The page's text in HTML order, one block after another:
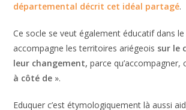
départemental décrit cet idéal partagé.
Ce socle se veut également éducatif dans
accompagne les territoires ariégeois sur le
leur changement, parce qu’accompagner,
à côté de ».
Eduquer c’est étymologiquement là aussi